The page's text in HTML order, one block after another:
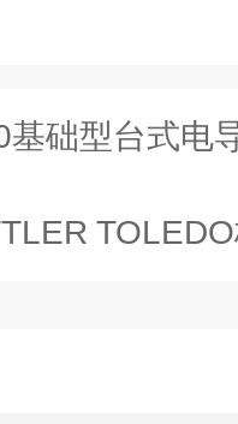
基础型台式电
TOLEDO梅